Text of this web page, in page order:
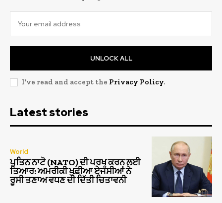
UNLOCK ALL
I've read and accept the Privacy Policy.
Latest stories
World
ਪੁਤਿਨ ਨਾਟੋ (NATO) ਦੀ ਪਰਖ ਕਰਨ ਲਈ
ਤਿਆਰ: ਅਮਰੀਕੀ ਖੁਫ਼ੀਆ ਏਜੰਸੀਆਂ ਨੇ
ਰੂਸੀ ਤਣਾਅ ਵਧਣ ਦੀ ਦਿੱਤੀ ਚਿਤਾਵਨੀ